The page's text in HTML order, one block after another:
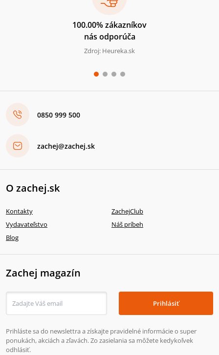
100.00% zákazníkov
nás odporúča
Zdroj: Heureka.sk
0850 999 500
zachej@zachej.sk
O zachej.sk
Kontakty
ZachejClub
Vydavateľstvo
Náš príbeh
Blog
Zachej magazín
Prihlásiť
Prihláste sa do newslettra a získajte pravidelné informácie o super
ponukách, akciách a zľavách. Zo zasielania sa môžete kedykoľvek
odhlásiť.